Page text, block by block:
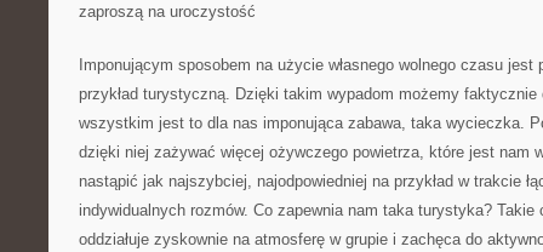
zaproszą na uroczystość
Imponującym sposobem na użycie własnego wolnego czasu
przykład turystyczną. Dzięki takim wypadom możemy
wszystkim jest to dla nas imponująca zabawa, taka wycieczka.
dzięki niej zażywać więcej ożywczego powietrza, które jest nam
nastąpić jak najszybciej, najodpowiedniej na przykład w trakcie
indywidualnych rozmów. Co zapewnia nam taka turystyka? Takie
oddziałuje zyskownie na atmosferę w grupie i zachęca do